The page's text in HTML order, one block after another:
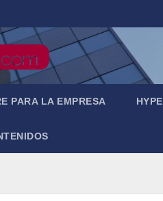
PARA LA EMPRESA